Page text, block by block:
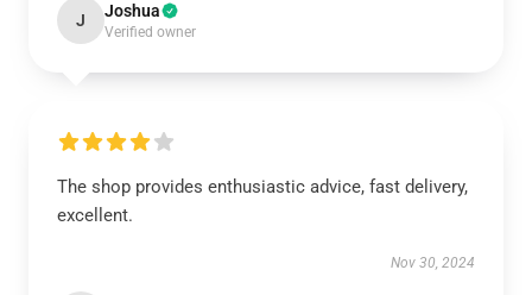
J Joshua
Verified owner
The shop provides enthusiastic advice, fast delivery,
excellent.
Nov 30, 2024